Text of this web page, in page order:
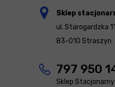
Sklep
ul. Starogardzka
83-010 Straszyn
797 950
Sklep